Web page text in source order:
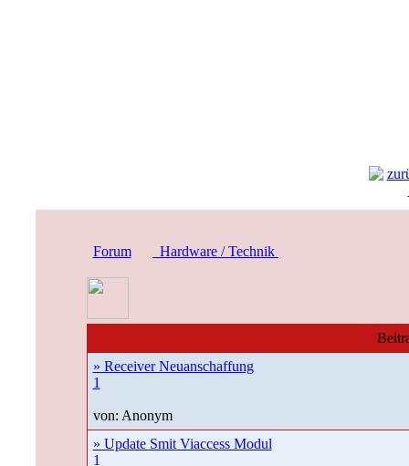
Forum Hardware / Technik
» Receiver Neuanschaffung
1
von: Anonym
» Update Smit Viaccess Modul
1